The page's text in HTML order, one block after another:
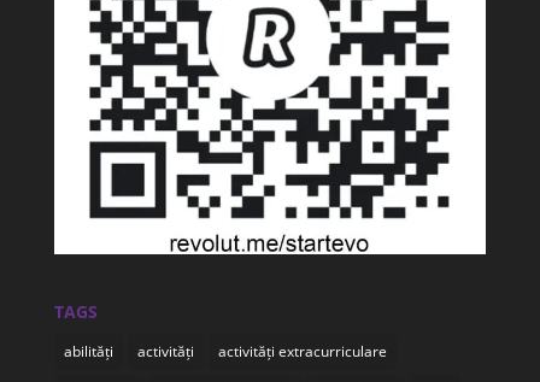
TAGS
abilități activități activități extracurriculare